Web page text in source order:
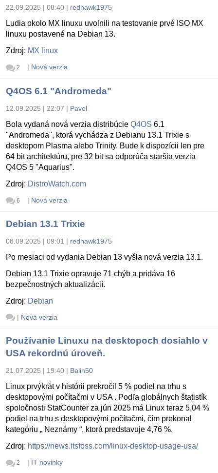
22.09.2025 | 08:40 | redhawk1975
Ludia okolo MX linuxu uvolnili na testovanie prvé ISO MX
linuxu postavené na Debian 13.
Zdroj: MX linux
2 | Nová verzia
Q4OS 6.1 "Andromeda"
12.09.2025 | 22:07 | Pavel
Bola vydaná nová verzia distribúcie Q4OS 6.1
"Andromeda", ktorá vychádza z Debianu 13.1 Trixie s
desktopom Plasma alebo Trinity. Bude k dispozícii len pre
64 bit architektúru, pre 32 bit sa odporúča staršia verzia
Q4OS 5 "Aquarius".
Zdroj: DistroWatch.com
6 | Nová verzia
Debian 13.1 Trixie
08.09.2025 | 09:01 | redhawk1975
Po mesiaci od vydania Debian 13 vyšla nová verzia 13.1.
Debian 13.1 Trixie opravuje 71 chýb a pridáva 16
bezpečnostných aktualizácií.
Zdroj: Debian
| Nová verzia
Používanie Linuxu na desktopoch dosiahlo v
USA rekordnú úroveň.
21.07.2025 | 19:40 | Balin50
Linux prvýkrát v histórii prekročil 5 % podiel na trhu s
desktopovými počítačmi v USA . Podľa globálnych štatistík
spoločnosti StatCounter za jún 2025 má Linux teraz 5,04 %
podiel na trhu s desktopovými počítačmi, čím prekonal
kategóriu „ Neznámy “, ktorá predstavuje 4,76 %.
Zdroj: https://news.itsfoss.com/linux-desktop-usage-usa/
2 | IT novinky